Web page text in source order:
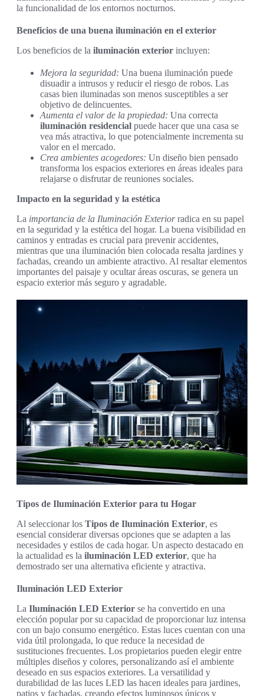
la funcionalidad de los entornos nocturnos.
Beneficios de una buena iluminación en el exterior
Los beneficios de la iluminación exterior incluyen:
Mejora la seguridad: Una buena iluminación puede
disuadir a intrusos y reducir el riesgo de robos. Las
casas bien iluminadas son menos susceptibles a ser
objetivo de delincuentes.
Aumenta el valor de la propiedad: Una correcta
iluminación residencial puede hacer que una casa se
vea más atractiva, lo que potencialmente incrementa su
valor en el mercado.
Crea ambientes acogedores: Un diseño bien pensado
transforma los espacios exteriores en áreas ideales para
relajarse o disfrutar de reuniones sociales.
Impacto en la seguridad y la estética
La importancia de la Iluminación Exteriorradica en su papel
en la seguridad y la estética del hogar. La buena visibilidad en
caminos y entradas es crucial para prevenir accidentes,
mientras que una iluminación bien colocada resalta jardines y
fachadas, creando un ambiente atractivo. Al resaltar elementos
importantes del paisaje y ocultar áreas oscuras, se genera un
espacio exterior más seguro y agradable.
Tipos de Iluminación Exterior para tu Hogar
Al seleccionar los Tipos de Iluminación Exterior, es
esencial considerar diversas opciones que se adapten a las
necesidades y estilos de cada hogar. Un aspecto destacado en
la actualidad es la iluminación LED exterior, que ha
demostrado ser una alternativa eficiente y atractiva.
Iluminación LED Exterior
La Iluminación LED Exterior se ha convertido en una
elección popular por su capacidad de proporcionar luz intensa
con un bajo consumo energético. Estas luces cuentan con una
vida útil prolongada, lo que reduce la necesidad de
sustituciones frecuentes. Los propietarios pueden elegir entre
múltiples diseños y colores, personalizando así el ambiente
deseado en sus espacios exteriores. La versatilidad y
durabilidad de las luces LED las hacen ideales para jardines,
patios y fachadas, creando efectos luminosos únicos y